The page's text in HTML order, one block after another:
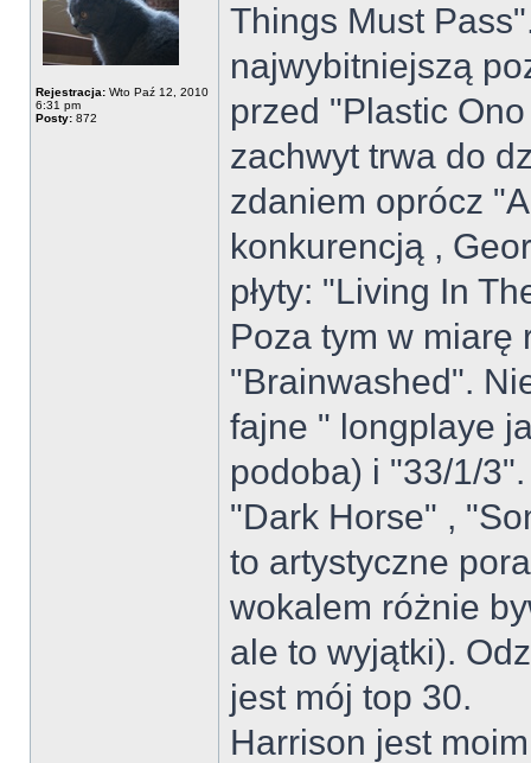
Rejestracja: Wto Paź 12, 2010
6:31 pm
Posty: 872
Things Must
najwybitniejszą
przed "Plastic
zachwyt trwa do
zdaniem oprócz
konkurencją ,
płyty: "Living In
Poza tym w miarę
"Brainwashed".
fajne " longplaye
podoba) i "33/1/
"Dark Horse" ,
to artystyczne
wokalem różnie
ale to wyjątki).
jest mój top 30.
Harrison jest